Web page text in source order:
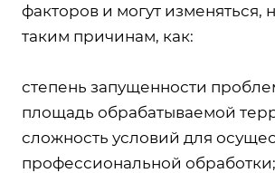
факторов и могут изменяться,
таким причинам, как:
степень запущенности
площадь обрабатываемой
сложность условий для
профессиональной обработки;